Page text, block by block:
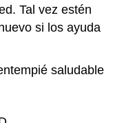
Tal vez estén
si los ayuda
saludable